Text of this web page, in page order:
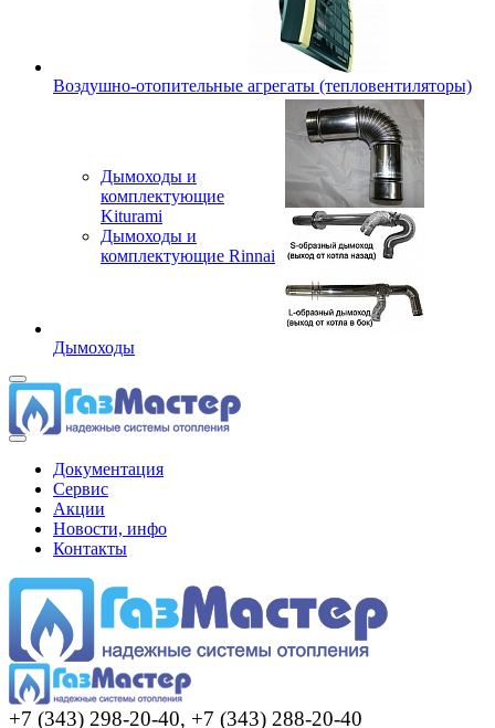
Воздушно-отопительные агрегаты (тепловентиляторы)
Дымоходы и
комплектующие
Kiturami
Дымоходы и
комплектующие Rinnai
Дымоходы
Документация
Сервис
Акции
Новости, инфо
Контакты
+7 (343) 298-20-40, +7 (343) 288-20-40